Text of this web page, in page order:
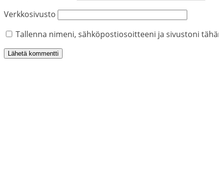
Verkkosivusto
Tallenna nimeni, sähköpostiosoitteeni ja sivustoni